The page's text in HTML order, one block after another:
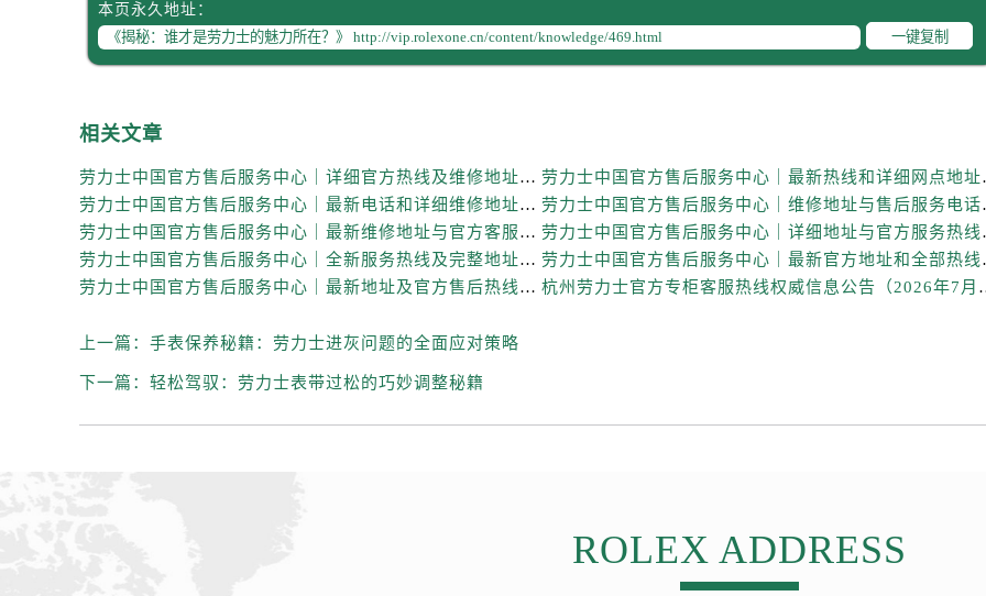
吉林省吉林市船营区河南街劳力士售后服务中心（需提前预约）
吉林省辽源市龙山区人民大街劳力士售后服务中心（需提前预约）
吉林省通化市东昌区环通乡江南大街劳力士售后服务中心（需提前预约）
吉林省延边市延吉市解放路劳力士售后服务中心（需提前预约）
辽宁省鞍山市铁东区站前街劳力士售后服务中心（需提前预约）
辽宁省本溪市平山区胜利路劳力士售后服务中心（需提前预约）
辽宁省丹东市振兴区七经街劳力士售后服务中心（需提前预约）
辽宁省抚顺市新抚区东一路劳力士售后服务中心（需提前预约）
辽宁省铁岭市银州区南马路劳力士售后服务中心（需提前预约）
辽宁省营口市站前区市府路与渤海大街交叉口劳力士售后服务中心（需提前预约）
本页永久地址：
一键复制
相关文章
劳力士中国官方售后服务中心｜详细官方热线及维修地址权威信息通知（2026年7月最新）
劳力士中国官
劳力士中国官方售后服务中心｜最新电话和详细维修地址权威信息通告（2026年7月最新）
劳力士中国官
劳力士中国官方售后服务中心｜最新维修地址与官方客服电话权威信息通知（2026年7月最新）
劳力士中国官
劳力士中国官方售后服务中心｜全新服务热线及完整地址权威信息声明（2026年7月最新）
劳力士中国官
劳力士中国官方售后服务中心｜最新地址及官方售后热线权威信息声明（2026年7月最新）
杭州劳力士官方
上一篇： 手表保养秘籍：劳力士进灰问题的全面应对策略
下一篇： 轻松驾驭：劳力士表带过松的巧妙调整秘籍
ROLEX ADDRESS